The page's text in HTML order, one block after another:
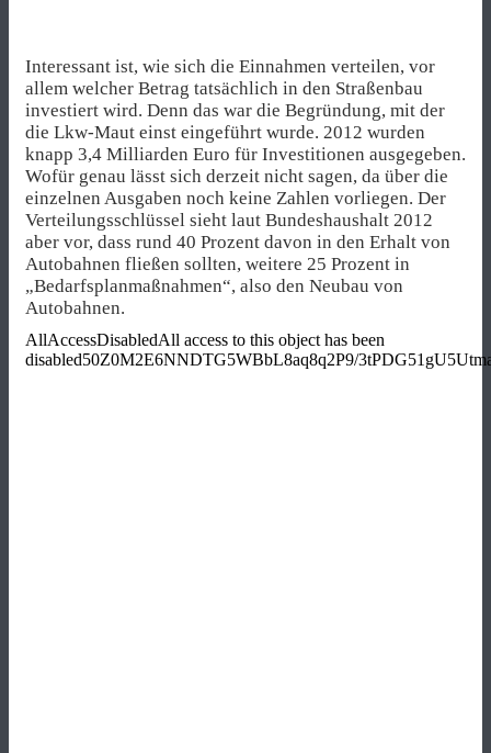
Interessant ist, wie sich die Einnahmen verteilen, vor
allem welcher Betrag tatsächlich in den Straßenbau
investiert wird. Denn das war die Begründung, mit der
die Lkw-Maut einst eingeführt wurde. 2012 wurden
knapp 3,4 Milliarden Euro für Investitionen ausgegeben.
Wofür genau lässt sich derzeit nicht sagen, da über die
einzelnen Ausgaben noch keine Zahlen vorliegen. Der
Verteilungsschlüssel sieht laut Bundeshaushalt 2012
aber vor, dass rund 40 Prozent davon in den Erhalt von
Autobahnen fließen sollten, weitere 25 Prozent in
„Bedarfsplanmaßnahmen“, also den Neubau von
Autobahnen.